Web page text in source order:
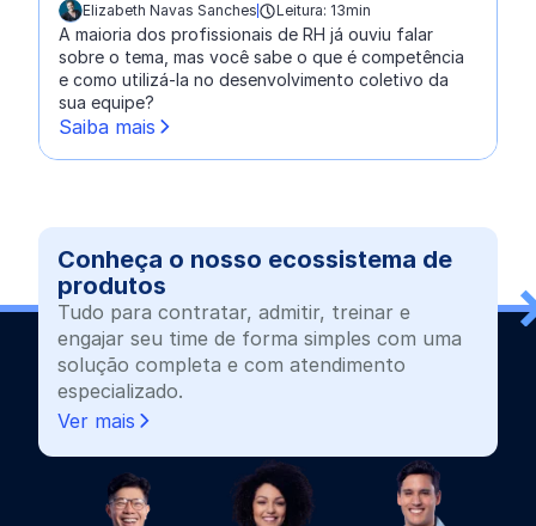
escrito por:
Elizabeth Navas Sanches Leitura: 13min
A maioria dos profissionais de RH já ouviu falar
sobre o tema, mas você sabe o que é competência
e como utilizá-la no desenvolvimento coletivo da
sua equipe?
Saiba mais
Conheça o nosso ecossistema de
produtos
Tudo para contratar, admitir, treinar e
engajar seu time de forma simples com uma
solução completa e com atendimento
especializado.
Ver mais